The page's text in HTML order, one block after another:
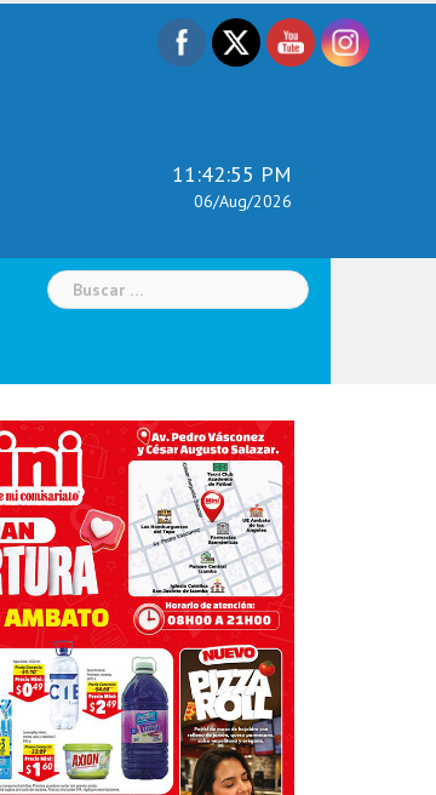
11:42:56 PM
06/Aug/2026
Buscar: